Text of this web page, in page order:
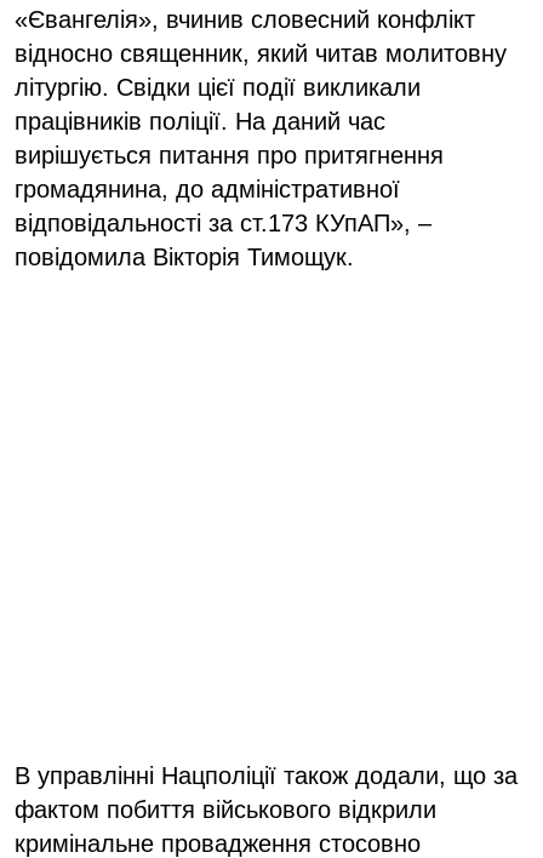
«Євангелія», вчинив словесний конфлікт
відносно священник, який читав молитовну
літургію. Свідки цієї події викликали
працівників поліції. На даний час
вирішується питання про притягнення
громадянина, до адміністративної
відповідальності за ст.173 КУпАП», –
повідомила Вікторія Тимощук.
В управлінні Нацполіції також додали, що за
фактом побиття військового відкрили
кримінальне провадження стосовно